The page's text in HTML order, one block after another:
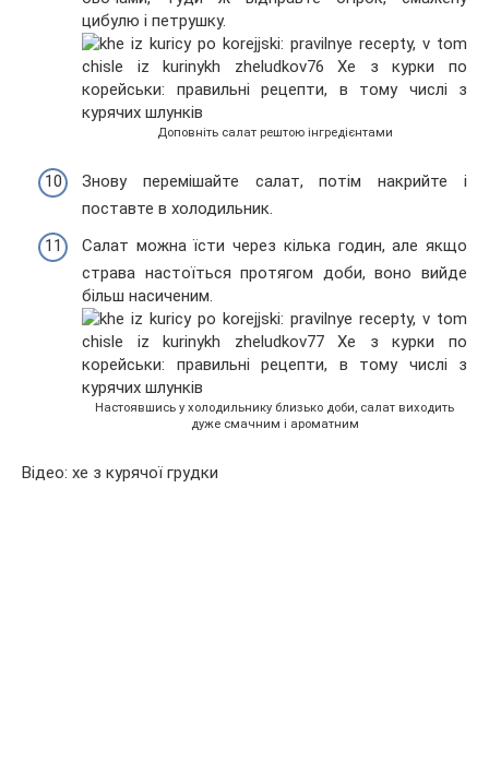
цибулю і петрушку.
Доповніть салат рештою інгредієнтами
Знову перемішайте салат, потім накрийте і
поставте в холодильник.
Салат можна їсти через кілька годин, але якщо
страва настоїться протягом доби, воно вийде
більш насиченим.
Настоявшись у холодильнику близько доби, салат виходить
дуже смачним і ароматним
Відео: хе з курячої грудки